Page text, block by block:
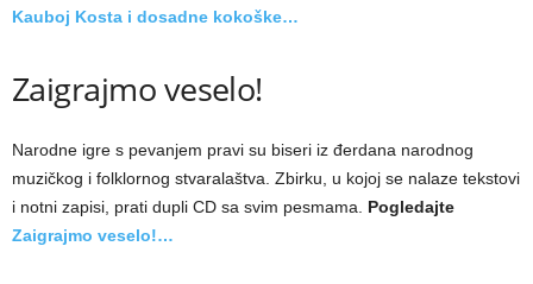
Kauboj Kosta i dosadne kokoške…
Zaigrajmo veselo!
Narodne igre s pevanjem pravi su biseri iz đerdana narodnog
muzičkog i folklornog stvaralaštva. Zbirku, u kojoj se nalaze tekstovi
i notni zapisi, prati dupli CD sa svim pesmama. Pogledajte
Zaigrajmo veselo!…